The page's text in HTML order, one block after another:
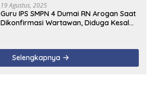
19 Agustus, 2025
Guru IPS SMPN 4 Dumai RN Arogan Saat
Dikonfirmasi Wartawan, Diduga Kesal
Selengkapnya